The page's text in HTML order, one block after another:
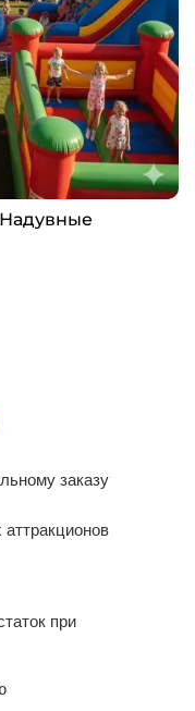
заказу
при